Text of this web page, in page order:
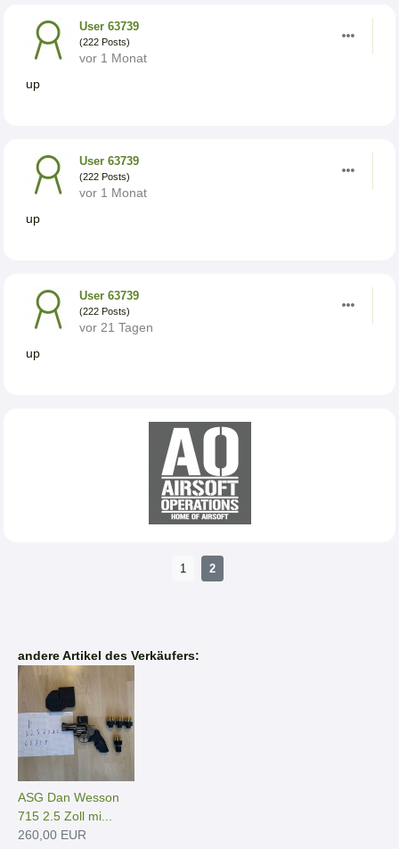
User 63739
(222 Posts)
vor 1 Monat
up
User 63739
(222 Posts)
vor 1 Monat
up
User 63739
(222 Posts)
vor 21 Tagen
up
1 2
andere Artikel des Verkäufers:
ASG Dan Wesson
715 2.5 Zoll mi...
260,00 EUR